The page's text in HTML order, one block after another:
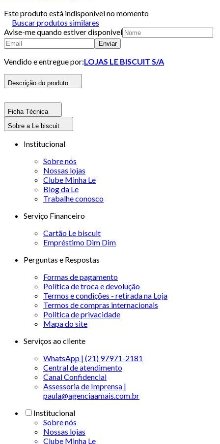
Este produto está indisponivel no momento
Buscar produtos similares
Avise-me quando estiver disponivel
Enviar
Vendido e entregue por:LOJAS LE BISCUIT S/A
Descrição do produto
Ficha Técnica
Sobre a Le biscuit
Institucional
Sobre nós
Nossas lojas
Clube Minha Le
Blog da Le
Trabalhe conosco
Serviço Financeiro
Cartão Le biscuit
Empréstimo Dim Dim
Perguntas e Respostas
Formas de pagamento
Política de troca e devolução
Termos e condições - retirada na Loja
Termos de compras internacionais
Politica de privacidade
Mapa do site
Serviços ao cliente
WhatsApp | (21) 97971-2181
Central de atendimento
Canal Confidencial
Assessoria de Imprensa |
paula@agenciaamais.com.br
Institucional
Sobre nós
Nossas lojas
Clube Minha Le